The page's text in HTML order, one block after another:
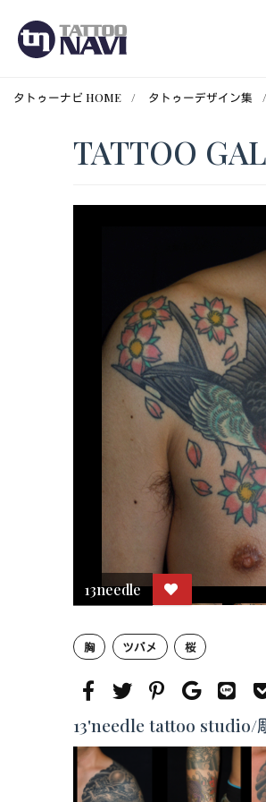
タトゥーナビ HOME タトゥーデザイン集
TATTOO
13needle
胸 ツバメ 桜
13'needle tattoo studio/